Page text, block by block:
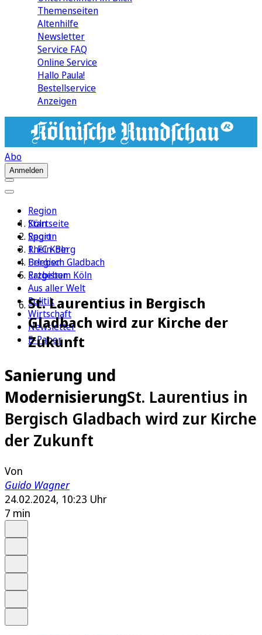
Themenseiten
Altenhilfe
Newsletter
Service FAQ
Online Service
Hallo Paula!
Bestellservice
Anzeigen
Abo
Anmelden
Region
Köln
Sport
1. FC Köln
Erleben
Ratgeber
Aus aller Welt
Politik
Wirtschaft
Newsletter
E-Paper
Startseite
Region
Rhein-Berg
Bergisch Gladbach
Erzbistum Köln
St. Laurentius in Bergisch
Gladbach wird zur Kirche der
Zukunft
Sanierung und
ModernisierungSt. Laurentius in
Bergisch Gladbach wird zur Kirche
der Zukunft
Von
Guido Wagner
24.02.2024, 10:23 Uhr
7 min